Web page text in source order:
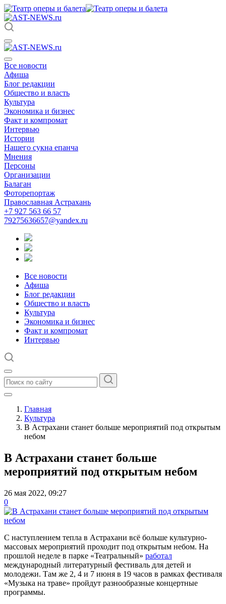
Все новости
Афиша
Блог редакции
Общество и власть
Культура
Экономика и бизнес
Факт и компромат
Интервью
Истории
Нашего сукна епанча
Мнения
Персоны
Организации
Балаган
Фоторепортаж
Православная Астрахань
+7 927 563 66 57
79275636657@yandex.ru
Все новости
Афиша
Блог редакции
Общество и власть
Культура
Экономика и бизнес
Факт и компромат
Интервью
Главная
Культура
В Астрахани станет больше мероприятий под открытым
небом
В Астрахани станет больше
мероприятий под открытым небом
26 мая 2022, 09:27
0
С наступлением тепла в Астрахани всё больше культурно-
массовых мероприятий проходит под открытым небом. На
прошлой неделе в парке «Театральный» работал
международный литературный фестиваль для детей и
молодежи. Там же 2, 4 и 7 июня в 19 часов в рамках фестиваля
«Музыка на траве» пройдут разнообразные концертные
программы.